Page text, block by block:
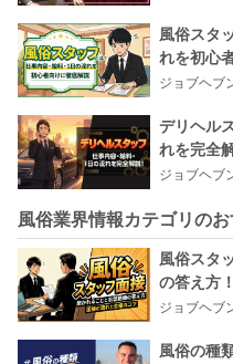
風俗スタ
れを初心
ジョブヘブ
デリヘル
れを完全
ジョブヘブ
風俗業界情報カテゴリの
風俗スタ
の答え方
ジョブヘブ
風俗の種